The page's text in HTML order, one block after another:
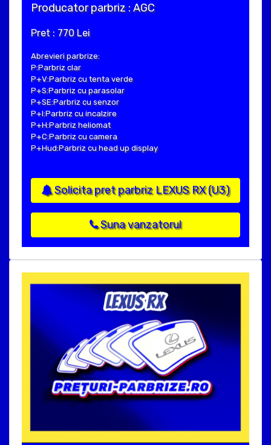
Producator parbriz : AGC
Pret : 770 Lei
Abrevieri parbrize:
P:Parbriz clar
P+V:Parbriz cu tenta verde
P+S:Parbriz cu parasolar
P+SE:Parbriz cu senzor
P+I:Parbriz cu incalzire
P+H:Parbriz heliomat
P+C:Parbriz cu camera
P+Hud:Parbriz cu head up display
Solicita pret parbriz LEXUS RX (U3)
Suna vanzatorul